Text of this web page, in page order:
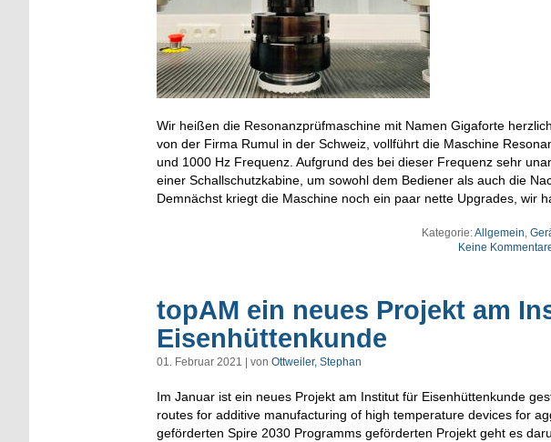
Wir heißen die Resonanzprüfmaschine mit Namen Gigaforte
von der Firma Rumul in der Schweiz, vollführt die Maschine
und 1000 Hz Frequenz. Aufgrund des bei dieser Frequenz sehr
einer Schallschutzkabine, um sowohl dem Bediener als auch die
Demnächst kriegt die Maschine noch ein paar nette Upgrades, wir
Kategorie:Allgemein,
Keine
topAM ein neues Projekt am
Eisenhüttenkunde
01. Februar 2021 | von Ottweiler, Stephan
Im Januar ist ein neues Projekt am Institut für Eisenhüttenkunde
routes for additive manufacturing of high temperature devices for
geförderten Spire 2030 Programms geförderten Projekt geht es